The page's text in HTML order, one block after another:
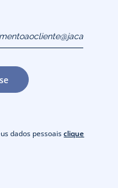
dados pessoaisclique